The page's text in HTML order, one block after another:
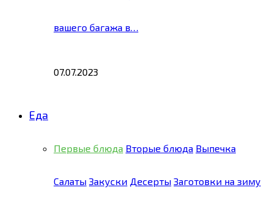
вашего багажа в…
07.07.2023
Еда
Первые блюда Вторые блюда Выпечка
Салаты Закуски Десерты Заготовки на зиму